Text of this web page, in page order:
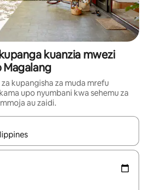
kuanzia mwezi
kupangisha za muda mrefu
upo nyumbani kwa sehemu za
au zaidi.
vinjari kwa kutumia vitufe vya